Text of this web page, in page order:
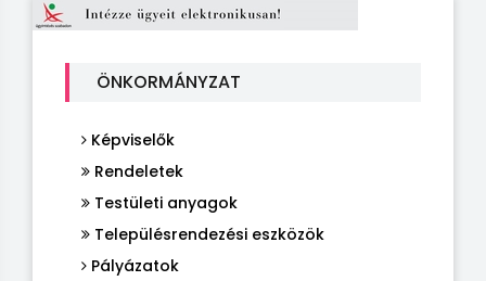
ÖNKORMÁNYZAT
Képviselők
Rendeletek
Testületi anyagok
Településrendezési eszközök
Pályázatok